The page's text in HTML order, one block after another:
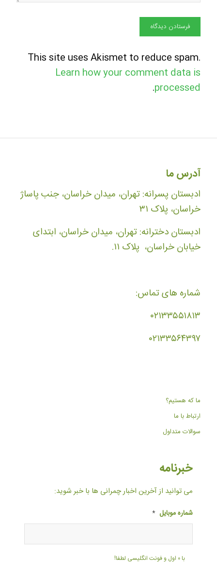
This site uses Akismet to reduce spam.
Learn how your comment data is
processed
.
آدرس ما
ادبستان پسرانه: تهران، میدان خراسان، جنب پاساژ
خراسان، پلاک ۳۱
ادبستان دخترانه: تهران، میدان خراسان، ابتدای
خیابان خراسان، پلاک ۱۱.
شماره های تماس:
۰۲۱۳۳۵۵۱۸۱۳
۰۲۱۳۳۵۶۴۳۹۷
ما که هستیم؟
ارتباط با ما
سوالات متداول
خبرنامه
می توانید از آخرین اخبار چمرانی ها با خبر شوید:
شماره موبایل *
با ۰ اول و فونت انگلیسی لطفا!